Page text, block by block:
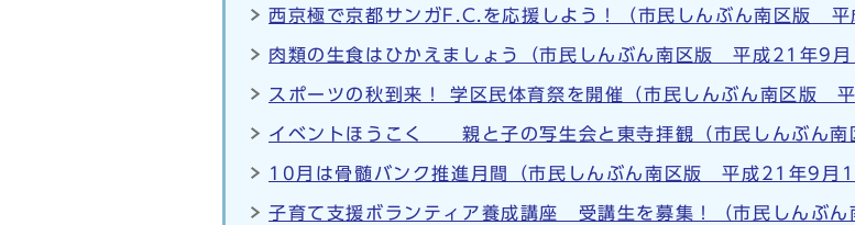
西京極で京都サンガF.C.を応援しよう！（市民しんぶん南区版
肉類の生食はひかえましょう（市民しんぶん南区版 平成21年9月
スポーツの秋到来！ 学区民体育祭を開催（市民しんぶん南区版
イベントほうこく 親と子の写生会と東寺拝観（市民しんぶん
10月は骨髄バンク推進月間（市民しんぶん南区版 平成21年9月
子育て支援ボランティア養成講座 受講生を募集！（市民しんぶ